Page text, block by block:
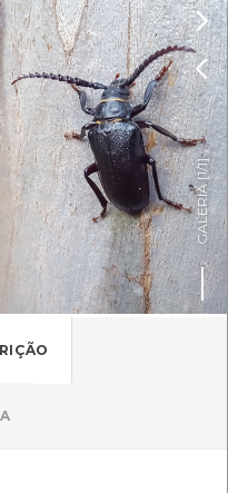
PARA MELHORAR
FINS ESTATÍSTICOS.A
E SERVIÇOS
DE COOKIES.POLÍTICA

ENTRAR


GALERIA [
1/1
]